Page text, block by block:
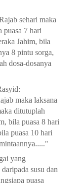
sehari maka
puasa 7 hari
Jahim, bila
8 pintu sorga,
dosa-dosanya
maka laksana
ditutuplah
bila puasa 8 hari
puasa 10 hari
yang
susu dan
puasa